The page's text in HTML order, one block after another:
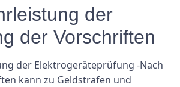
der
der Vorschriften
der Elektrogeräteprüfung -Nach
kann zu Geldstrafen und